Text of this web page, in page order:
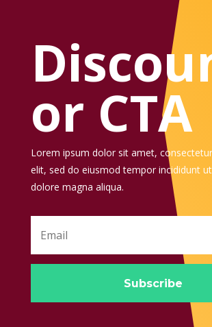
or CTA
Lorem ipsum dolor sit amet,
elit, sed do eiusmod tempor incididunt
dolore magna aliqua.
Subscribe